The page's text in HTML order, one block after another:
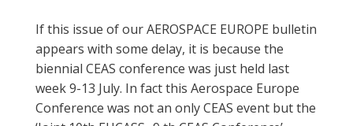
If this issue of our AEROSPACE EUROPE bulletin
appears with some delay, it is because the
biennial CEAS conference was just held last
week 9-13 July. In fact this Aerospace Europe
Conference was not an only CEAS event but the